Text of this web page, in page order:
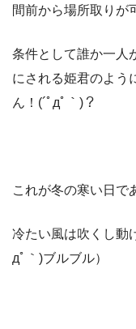
間前から場所取りが
条件として誰か一人
にされる姫君のよう
ん！(´ﾟдﾟ｀)？
これが冬の寒い日で
冷たい風は吹くし動
дﾟ｀)ブルブル）